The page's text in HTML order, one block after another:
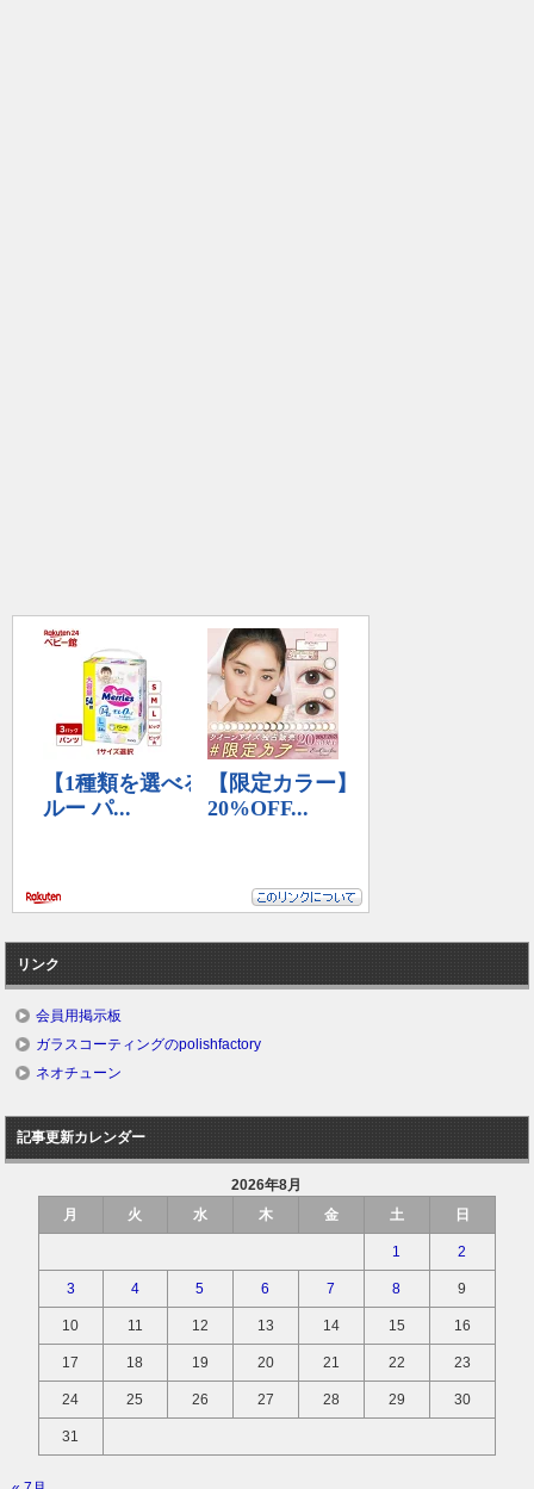
リンク
会員用掲示板
ガラスコーティングのpolishfactory
ネオチューン
記事更新カレンダー
2026年8月
月
火 水 木 金 土 日
1 2
3 4 5 6 7 8 9
10 11 12 13 14 15 16
17 18 19 20 21 22 23
24 25 26 27 28 29 30
31